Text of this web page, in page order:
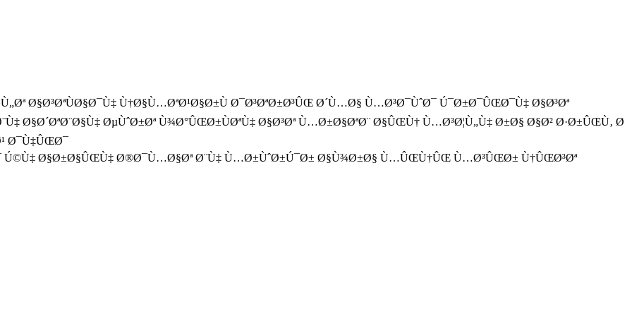
Ø§Ø³ØªÙØ§Ø¯Ù‡ Ù†Ø§Ù…ØªØ¹Ø§Ø±Ù Ø¯Ø³ØªØ±Ø³ÛŒ Ø´Ù…Ø§ Ù…Ø³Ø¯ÙˆØ¯ Ú¯Ø±Ø¯ÛŒØ¯Ù‡ Ø§Ø³Øª
Ø§Ø´ØªØ¨Ø§Ù‡ ØµÙˆØ±Øª Ù¾Ø°ÛŒØ±ÙØªÙ‡ Ø§Ø³Øª Ù…Ø±Ø§ØªØ¨ Ø§ÛŒÙ† Ù…Ø³Ø¦Ù„Ù‡ Ø±Ø§ Ø§Ø² Ø·Ø±ÛŒÙ‚ Ø
Ø¯Ù‡ÛŒØ¯
Ú©Ù‡ Ø§Ø±Ø§ÛŒÙ‡ Ø®Ø¯Ù…Ø§Øª Ø¨Ù‡ Ù…Ø±ÙˆØ±Ú¯Ø± Ø§Ù¾Ø±Ø§ Ù…ÛŒÙ†ÛŒ Ù…Ø³ÛŒØ± Ù†ÛŒØ³Øª